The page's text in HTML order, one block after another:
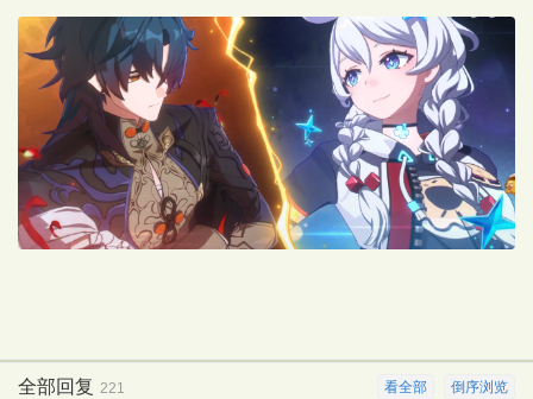
倒序浏览
看全部
全部回复 221